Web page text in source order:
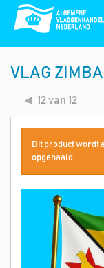
VLAG
12 van 12
Dit product wordt
opgehaald.